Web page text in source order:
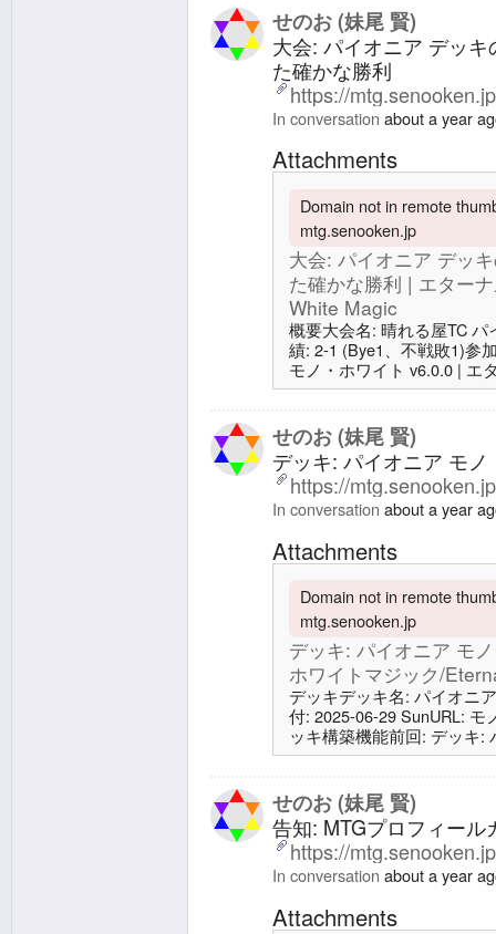
デンベイル城2 皇国の地、
せのお (妹尾 賢)
大会: パイオニア デッ
た確かな勝利
https://
In conversation about a year
Attachments
Domain not in remote
mtg.senooken.jp
大会: パイオニア デッ
た確かな勝利 | エター
White Magic
概要大会名: 晴れる屋TC パ
績: 2-1 (Bye1、不戦敗1)参
モノ・ホワイト v6.0.0 | エ
White Magic前回: 大会: パ
ク/Eternal White MagicX:
せのお (妹尾 賢)
デッキ: パイオニア モ
https://
In conversation about a year
Attachments
Domain not in remote
mtg.senooken.jp
デッキ: パイオニア モ
ホワイトマジック/
デッキデッキ名: パイオニ
付: 2025-06-29 SunURL:
ッキ構築機能前回: デッキ:
エターナルホワイトマジッ
デンベイル城2 皇国の地、
せのお (妹尾 賢)
告知: MTGプロフィール
https://
In conversation about a year
Attachments